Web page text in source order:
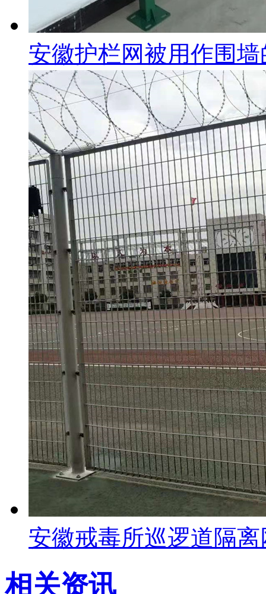
安徽护栏网被用作围
安徽戒毒所巡逻道隔离
相关资讯